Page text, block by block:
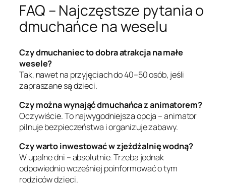
FAQ – Najczęstsze pytania o
dmuchańce na weselu
Czy dmuchaniec to dobra atrakcja na małe
wesele?
Tak, nawet na przyjęciach do 40–50 osób, jeśli
zapraszane są dzieci.
Czy można wynająć dmuchańca z animatorem?
Oczywiście. To najwygodniejsza opcja – animator
pilnuje bezpieczeństwa i organizuje zabawy.
Czy warto inwestować w zjeżdżalnię wodną?
W upalne dni – absolutnie. Trzeba jednak
odpowiednio wcześniej poinformować o tym
rodziców dzieci.